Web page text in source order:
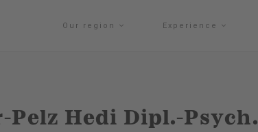
Our region Experience
Pelz Hedi Dipl.-Psych.